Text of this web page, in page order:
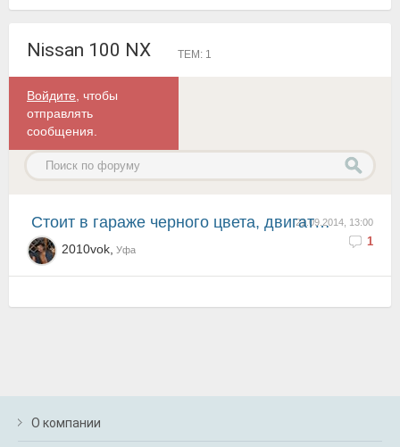
Nissan 100 NX ТЕМ: 1
Войдите , чтобы
отправлять
сообщения.
21.09.2014, 13:00
1
Стоит в гараже черного цвета, двигатель 1,6 карбюратор, руль левый, гараж горел, машину выкатили, но...
2010vok, Уфа
О компании